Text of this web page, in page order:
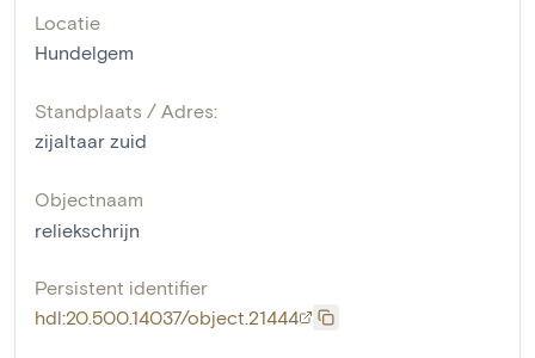
Locatie
Hundelgem
Standplaats / Adres:
zijaltaar zuid
Objectnaam
reliekschrijn
Persistent identifier
hdl:20.500.14037/object.21444